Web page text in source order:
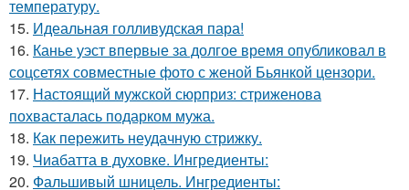
температуру.
15. Идеальная голливудская пара!
16. Канье уэст впервые за долгое время опубликовал в
соцсетях совместные фото с женой Бьянкой цензори.
17. Настоящий мужской сюрприз: стриженова
похвасталась подарком мужа.
18. Как пережить неудачную стрижку.
19. Чиабатта в духовке. Ингредиенты:
20. Фальшивый шницель. Ингредиенты: